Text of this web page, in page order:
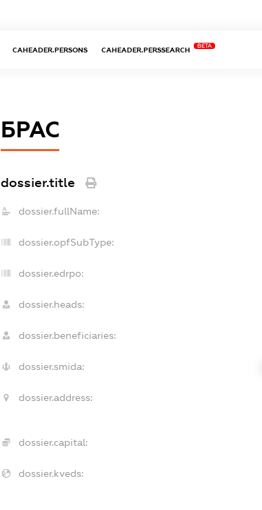
CAHEADER.PERSONS CAHEADER.PERSSEARCH
BETA
БРАС
dossier.title
dossier.fullName:
dossier.opfSubType:
dossier.edrpo:
dossier.heads:
dossier.beneficiaries:
dossier.smida:
dossier.address:
dossier.capital:
dossier.kveds: